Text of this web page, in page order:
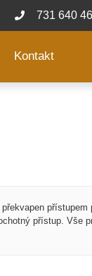
731 640
Kontakt
přístupem
přístup. Vše